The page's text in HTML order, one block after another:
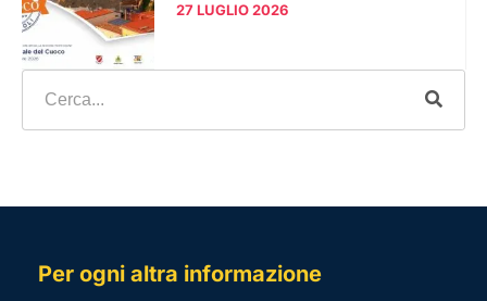
27 LUGLIO 2026
Per ogni altra informazione